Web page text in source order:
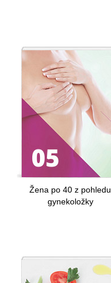
Žena po 40 z pohledu
gynekoložky